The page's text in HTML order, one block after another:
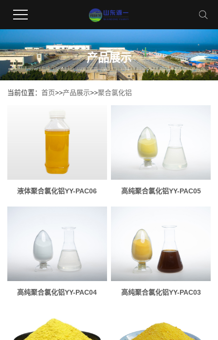
产品展示
当前位置： 首页>>产品展示>>聚合氯化铝
液体聚合氯化铝YY-PAC06 高纯聚合氯化铝YY-PAC05
高纯聚合氯化铝YY-PAC04 高纯聚合氯化铝YY-PAC03